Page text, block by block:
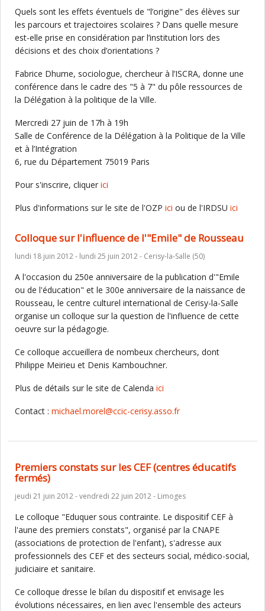
Quels sont les effets éventuels de "l’origine" des élèves sur
les parcours et trajectoires scolaires ? Dans quelle mesure
est-elle prise en considération par l’institution lors des
décisions et des choix d’orientations ?
Fabrice Dhume, sociologue, chercheur à l’ISCRA, donne une
conférence dans le cadre des "5 à 7" du pôle ressources de
la Délégation à la politique de la Ville.
Mercredi 27 juin de 17h à 19h
Salle de Conférence de la Délégation à la Politique de la Ville
et à l’Intégration
6, rue du Département 75019 Paris
Pour s'inscrire, cliquer ici
Plus d'informations sur le site de l'OZP ici ou de l'IRDSU ici
Colloque sur l'influence de l'"Emile" de Rousseau
lundi 18 juin 2012 - lundi 25 juin 2012 - Cerisy-la-Salle (50)
A l'occasion du 250e anniversaire de la publication d'"Emile
ou de l'éducation" et le 300e anniversaire de la naissance de
Rousseau, le centre culturel international de Cerisy-la-Salle
organise un colloque sur la question de l'influence de cette
oeuvre sur la pédagogie.
Ce colloque accueillera de nombeux chercheurs, dont
Philippe Meirieu et Denis Kambouchner.
Plus de détails sur le site de Calenda ici
Contact : michael.morel@ccic-cerisy.asso.fr
Premiers constats sur les CEF (centres éducatifs
fermés)
jeudi 21 juin 2012 - vendredi 22 juin 2012 - Limoges
Le colloque "Eduquer sous contrainte. Le dispositif CEF à
l'aune des premiers constats", organisé par la CNAPE
(associations de protection de l'enfant), s'adresse aux
professionnels des CEF et des secteurs social, médico-social,
judiciaire et sanitaire.
Ce colloque dresse le bilan du dispositif et envisage les
évolutions nécessaires, en lien avec l'ensemble des acteurs